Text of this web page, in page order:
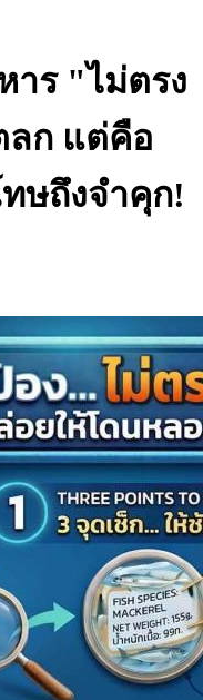
ร "ไม่ตรง
ลก แต่คือ
ษถึงจำคุก!